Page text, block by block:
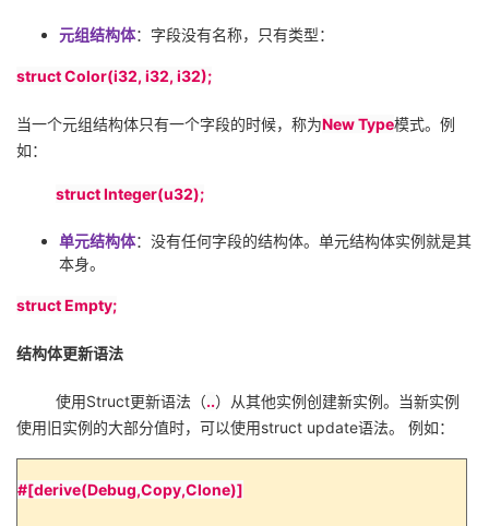
元组结构体：字段没有名称，只有类型：
struct Color(i32, i32, i32);
当一个元组结构体只有一个字段的时候，称为New Type模式。例
如：
struct Integer(u32);
单元结构体：没有任何字段的结构体。单元结构体实例就是其
本身。
struct Empty;
结构体更新语法
使用Struct更新语法（..）从其他实例创建新实例。当新实例
使用旧实例的大部分值时，可以使用struct update语法。 例如：
#[derive(Debug,Copy,Clone)]